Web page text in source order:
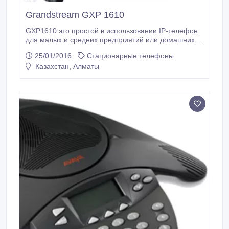
Grandstream GXP 1610
GXP1610 это простой в использовании IP-телефон
для малых и средних предприятий или домашних
индикацией входящего вызова и 3 XML-
программируемые контекстозависимые клавиши.
25/01/2016
Стационарные телефоны
Казахстан, Алматы